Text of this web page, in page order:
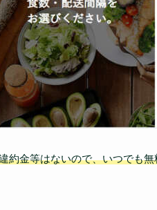
約金等はないので、いつでも